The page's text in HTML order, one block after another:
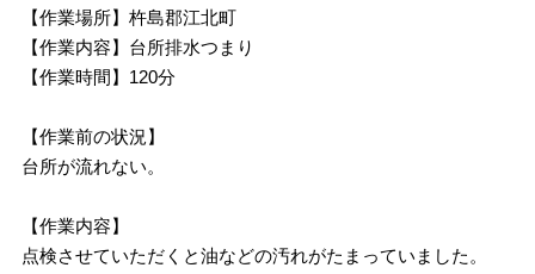
【作業場所】杵島郡江北町
【作業内容】台所排水つまり
【作業時間】120分
【作業前の状況】
台所が流れない。
【作業内容】
点検させていただくと油などの汚れがたまっていました。